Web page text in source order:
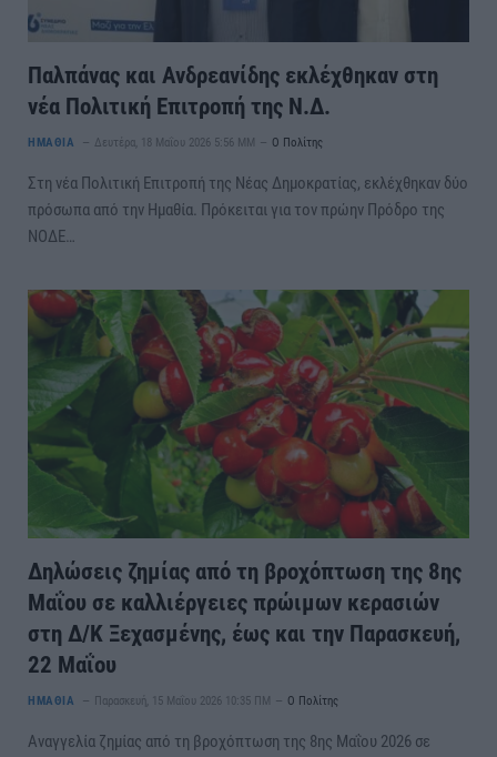
Παλπάνας και Ανδρεανίδης εκλέχθηκαν στη
νέα Πολιτική Επιτροπή της Ν.Δ.
ΗΜΑΘΙΑ Δευτέρα, 18 Μαΐου 2026 5:56 ΜΜ Ο Πολίτης
Στη νέα Πολιτική Επιτροπή της Νέας Δημοκρατίας, εκλέχθηκαν δύο
πρόσωπα από την Ημαθία. Πρόκειται για τον πρώην Πρόδρο της
ΝΟΔΕ…
Δηλώσεις ζημίας από τη βροχόπτωση της 8ης
Μαΐου σε καλλιέργειες πρώιμων κερασιών
στη Δ/Κ Ξεχασμένης, έως και την Παρασκευή,
22 Μαΐου
ΗΜΑΘΙΑ Παρασκευή, 15 Μαΐου 2026 10:35 ΠΜ Ο Πολίτης
Αναγγελία ζημίας από τη βροχόπτωση της 8ης Μαΐου 2026 σε